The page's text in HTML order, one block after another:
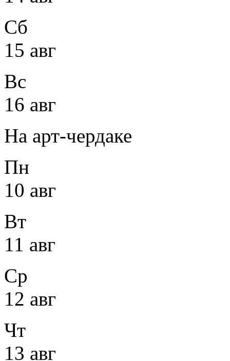
Сб
15 авг
Вс
16 авг
На арт-чердаке
Пн
10 авг
Вт
11 авг
Ср
12 авг
Чт
13 авг